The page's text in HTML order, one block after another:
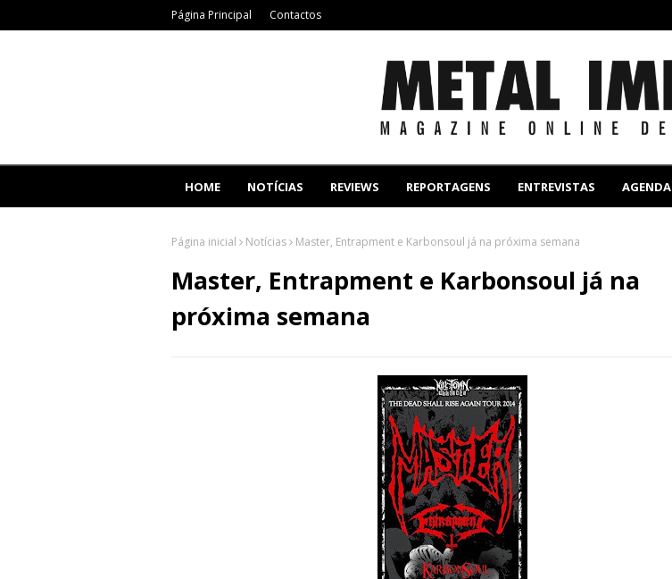
Página Principal Contactos
HOME NOTÍCIAS REVIEWS REPORTAGENS ENTREVISTAS AGENDA
Página inicial Notícias Master, Entrapment e Karbonsoul já na próxima semana
Master, Entrapment e Karbonsoul já na
próxima semana